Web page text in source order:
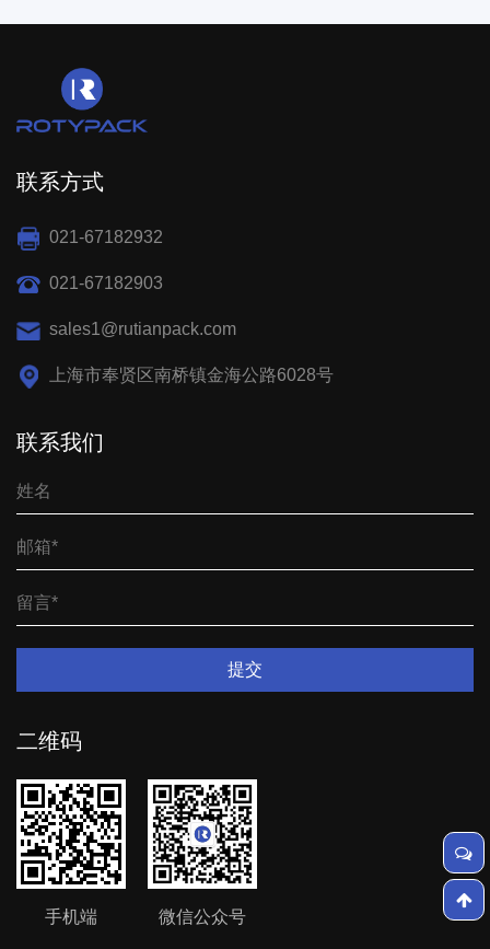
联系方式
021-67182932
021-67182903
sales1@rutianpack.com
上海市奉贤区南桥镇金海公路6028号
联系我们
提交
二维码
手机端 微信公众号